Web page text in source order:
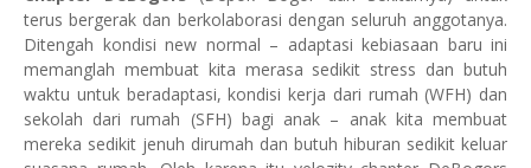
terus bergerak dan berkolaborasi dengan seluruh anggotanya.
Ditengah kondisi new normal – adaptasi kebiasaan baru ini
memanglah membuat kita merasa sedikit stress dan butuh
waktu untuk beradaptasi, kondisi kerja dari rumah (WFH) dan
sekolah dari rumah (SFH) bagi anak – anak kita membuat
mereka sedikit jenuh dirumah dan butuh hiburan sedikit keluar